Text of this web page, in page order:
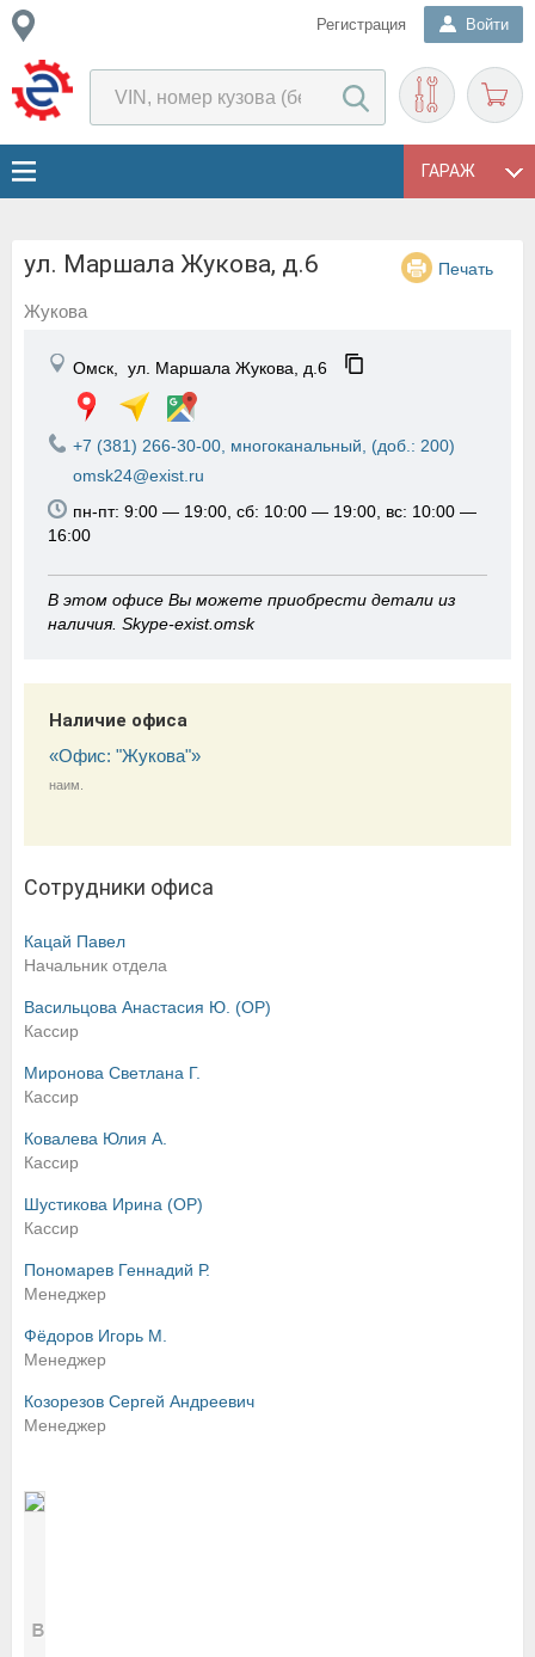
Регистрация Войти
ГАРАЖ
ул. Маршала Жукова, д.6 Печать
Жукова
Омск, ул. Маршала Жукова, д.6
+7 (381) 266-30-00, многоканальный, (доб.: 200)
omsk24@exist.ru
пн-пт: 9:00 — 19:00, сб: 10:00 — 19:00, вс: 10:00 —
16:00
В этом офисе Вы можете приобрести детали из
наличия. Skype-exist.omsk
Наличие офиса
«Офис: "Жукова"»
наим.
Сотрудники офиса
Кацай Павел
Начальник отдела
Васильцова Анастасия Ю. (OP)
Кассир
Миронова Светлана Г.
Кассир
Ковалева Юлия А.
Кассир
Шустикова Ирина (OP)
Кассир
Пономарев Геннадий Р.
Менеджер
Фёдоров Игорь М.
Менеджер
Козорезов Сергей Андреевич
Менеджер